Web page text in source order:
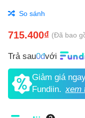
So sánh
715.400₫ (Đã bao
Trả sau0đvới
Giảm giá
Fundiin. xem